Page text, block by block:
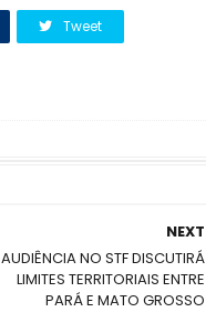
Tweet
NEXT
AUDIÊNCIA NO STF DISCUTIRÁ
LIMITES TERRITORIAIS ENTRE
PARÁ E MATO GROSSO